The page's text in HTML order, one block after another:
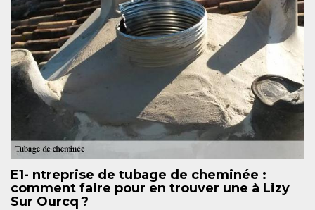
E1- ntreprise de tubage de cheminée :
comment faire pour en trouver une à Lizy
Sur Ourcq ?